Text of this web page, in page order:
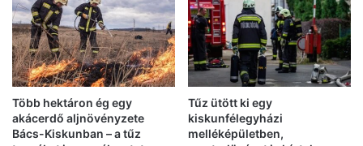
Több hektáron ég egy
akácerdő aljnövényzete
Bács-Kiskunban – a tűz
Tűz ütött ki egy
kiskunfélegyházi
melléképületben,